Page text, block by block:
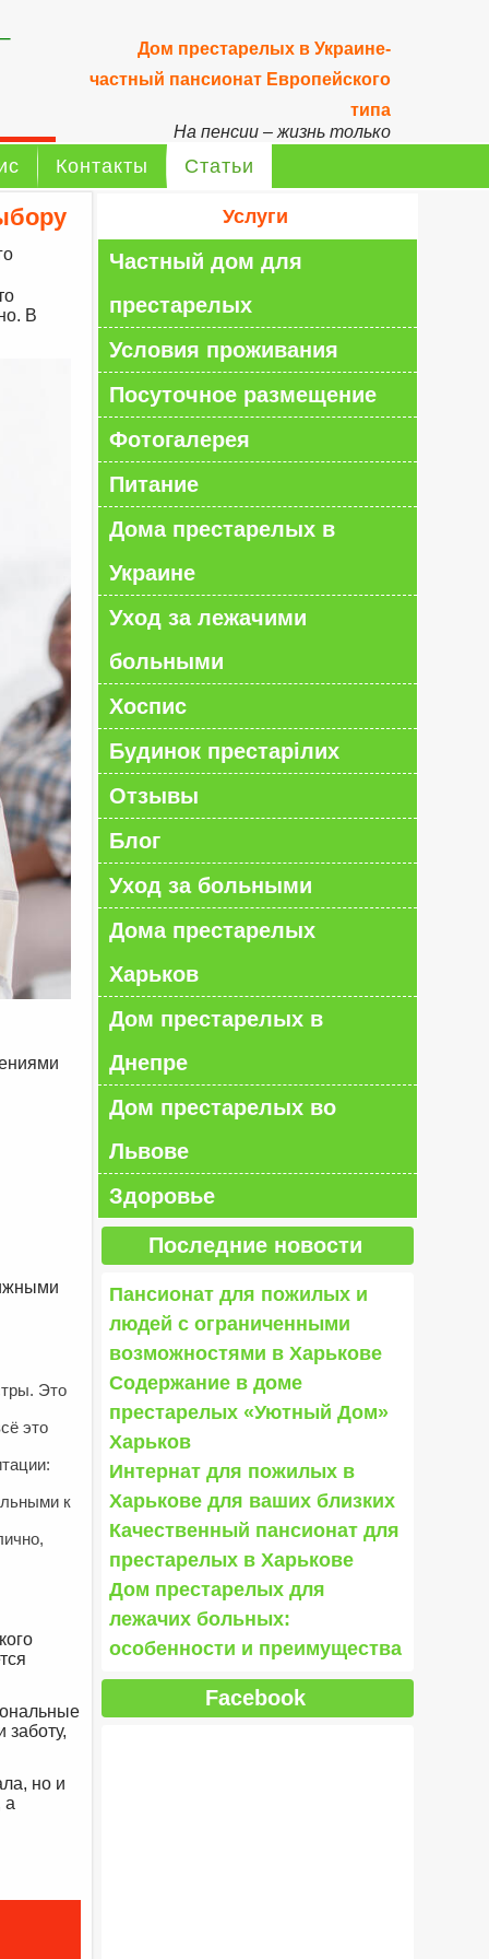
Дом престарелых в Украине-
частный пансионат Европейского
типа
На пенсии – жизнь только
Контакты Статьи
В
Это
это
к
но и
а
Услуги
Частный дом для
престарелых
Условия проживания
Посуточное размещение
Фотогалерея
Питание
Дома престарелых в
Украине
Уход за лежачими
больными
Хоспис
Будинок престарілих
Отзывы
Блог
Уход за больными
Дома престарелых
Харьков
Дом престарелых в
Днепре
Дом престарелых во
Львове
Здоровье
Последние новости
Пансионат для пожилых и
людей с ограниченными
возможностями в Харькове
Содержание в доме
престарелых «Уютный Дом»
Харьков
Интернат для пожилых в
Харькове для ваших близких
Качественный пансионат для
престарелых в Харькове
Дом престарелых для
лежачих больных:
особенности и преимущества
Facebook